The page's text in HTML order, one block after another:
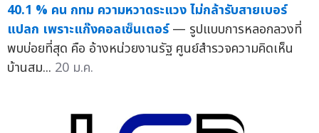
40.1 % คน กทม ความหวาดระแวง ไม่กล้ารับสายเบอร์
แปลก เพราะแก๊งคอลเซ็นเตอร์ — รูปแบบการหลอกลวงที่
พบบ่อยที่สุด คือ อ้างหน่วยงานรัฐ ศูนย์สำรวจความคิดเห็น
บ้านสม... 20 ม.ค.